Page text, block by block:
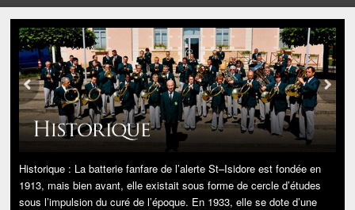
Historique : La batterie fanfare de l’alerte St–Isidore est fondée en
1913, mais bien avant, elle existait sous forme de cercle d’études
sous l’impulsion du curé de l’époque. En 1933, elle se dote d’une